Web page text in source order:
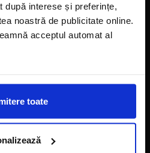
interese și preferințe,
noastră de publicitate online.
acceptul automat al
toate